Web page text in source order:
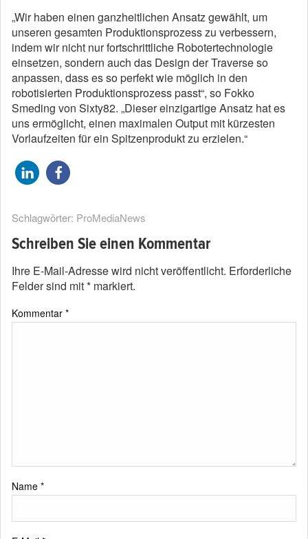
„Wir haben einen ganzheitlichen Ansatz gewählt, um
unseren gesamten Produktionsprozess zu verbessern,
indem wir nicht nur fortschrittliche Robotertechnologie
einsetzen, sondern auch das Design der Traverse so
anpassen, dass es so perfekt wie möglich in den
robotisierten Produktionsprozess passt“, so Fokko
Smeding von Sixty82. „Dieser einzigartige Ansatz hat es
uns ermöglicht, einen maximalen Output mit kürzesten
Vorlaufzeiten für ein Spitzenprodukt zu erzielen.“
Schlagwörter: ProMediaNews
Schreiben Sie einen Kommentar
Ihre E-Mail-Adresse wird nicht veröffentlicht. Erforderliche
Felder sind mit* markiert.
Kommentar *
Name *